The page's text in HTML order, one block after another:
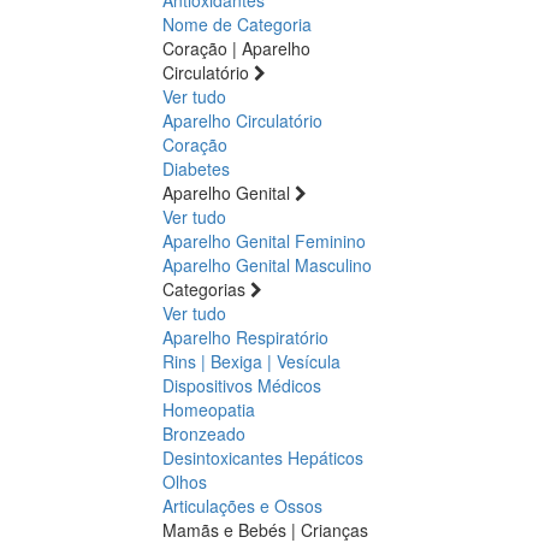
Nome de Categoria
Coração | Aparelho
Circulatório
Ver tudo
Aparelho Circulatório
Coração
Diabetes
Aparelho Genital
Ver tudo
Aparelho Genital Feminino
Aparelho Genital Masculino
Categorias
Ver tudo
Aparelho Respiratório
Rins | Bexiga | Vesícula
Dispositivos Médicos
Homeopatia
Bronzeado
Desintoxicantes Hepáticos
Olhos
Articulações e Ossos
Mamãs e Bebés | Crianças